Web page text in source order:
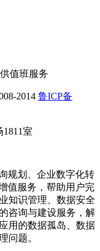
值班服务
2014 鲁ICP备
室
规划、企业数字化转
值服务，帮助用户完
知识管理、数据安全
咨询与建设服务，解
用的数据孤岛、数据
问题。